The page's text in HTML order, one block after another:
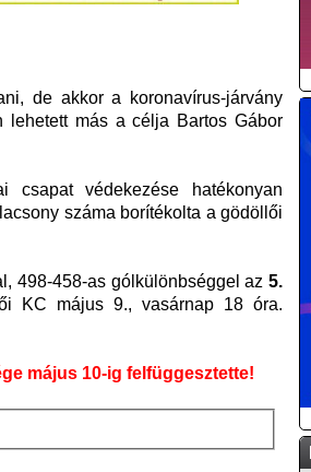
de akkor a koronavírus-járvány
lehetett más a célja Bartos Gábor
védekezése hatékonyan
száma borítékolta a gödöllői
498-458-as gólkülönbséggel az 5.
KC május 9., vasárnap 18 óra.
május 10-ig felfüggesztette!